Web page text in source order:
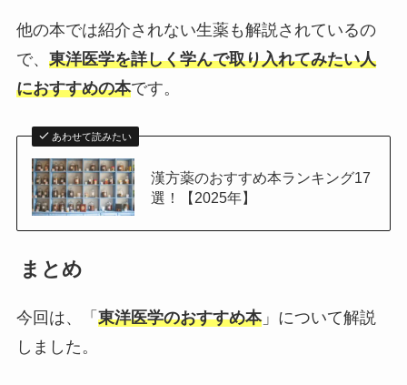
他の本では紹介されない生薬も解説されているの
で、 東洋医学を詳しく学んで取り入れてみたい人
におすすめの本です。
あわせて読みたい
漢方薬のおすすめ本ランキング17
選！【2025年】
まとめ
今回は、「 東洋医学のおすすめ本」について解説
しました。